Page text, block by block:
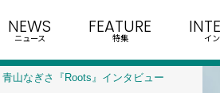
NEWS
ニュース
FEATURE
特集 イ
青山なぎさ『Roots』インタビュー